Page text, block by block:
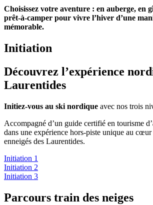
Choisissez votre aventure : en auberge, en
prêt-à-camper pour vivre l’hiver d’une
mémorable.
Initiation
Découvrez l’expérience
Laurentides
Initiez-vous au ski nordique avec nos trois
Accompagné d’un guide certifié en tourisme
dans une expérience hors-piste unique au cœur
enneigés des Laurentides.
Initiation 1
Initiation 2
Initiation 3
Parcours train des neiges